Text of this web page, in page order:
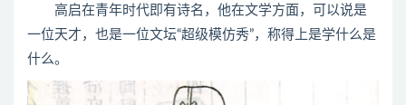
高启在青年时代即有诗名，他在文学方面，可以说是
一位天才，也是一位文坛“超级模仿秀”，称得上是学什么是
什么。